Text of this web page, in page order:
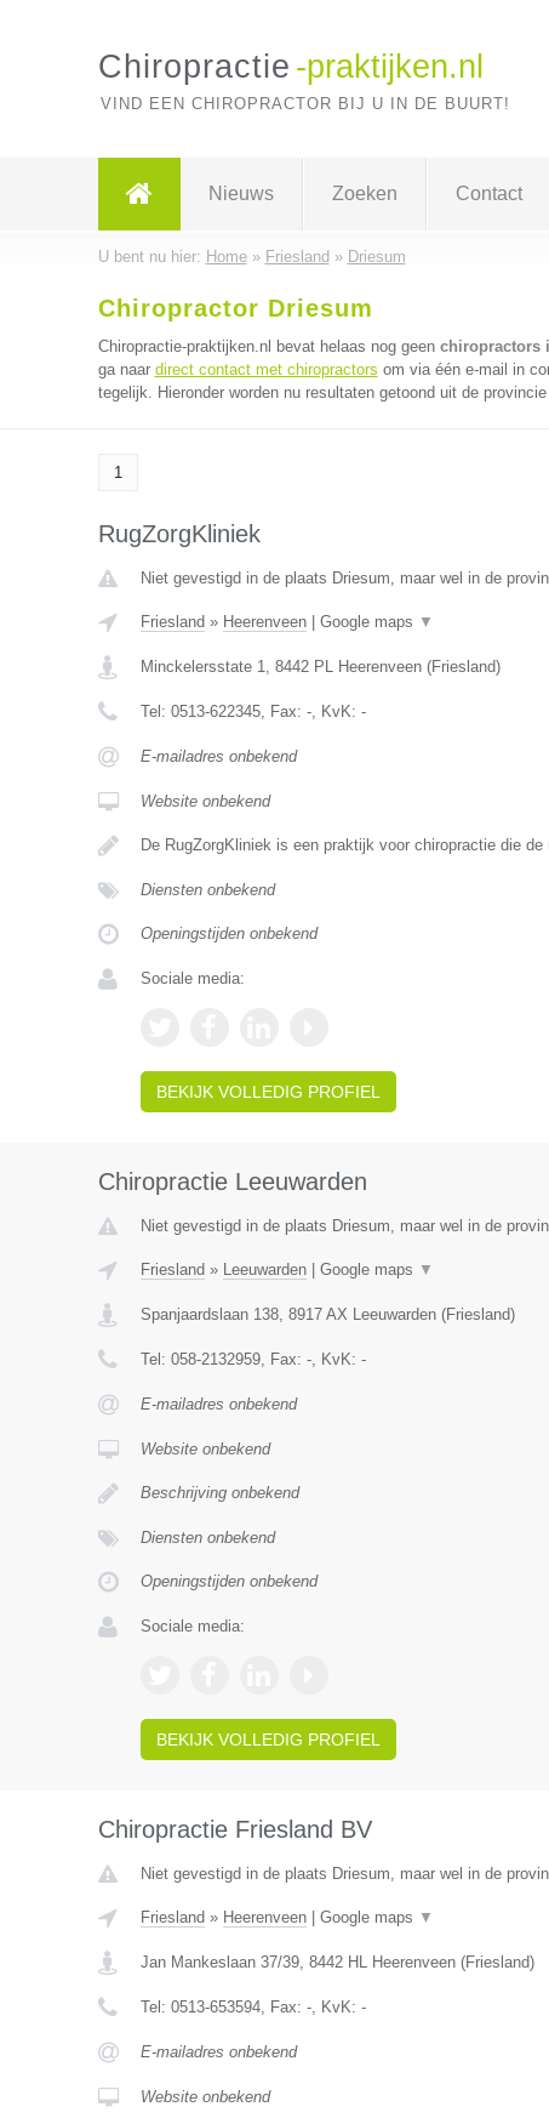
Chiropractie -praktijken.nl
VIND EEN CHIROPRACTOR BIJ U IN DE BUURT!
Nieuws Zoeken Contact
U bent nu hier: Home» Friesland » Driesum
Chiropractor Driesum
Chiropractie-praktijken.nl bevat helaas nog geen chiropractors
ga naar direct contact met chiropractors om via één e-mail in
tegelijk. Hieronder worden nu resultaten getoond uit de
1
RugZorgKliniek
Niet gevestigd in de plaats Driesum, maar wel in de
Friesland » Heerenveen| Google maps ▼
Minckelersstate 1, 8442 PL Heerenveen(Friesland)
Tel: 0513-622345, Fax: -, KvK: -
E-mailadres onbekend
Website onbekend
De RugZorgKliniek is een praktijk voor chiropractie die de
Diensten onbekend
Openingstijden onbekend
Sociale media:
BEKIJK VOLLEDIG PROFIEL
Chiropractie Leeuwarden
Niet gevestigd in de plaats Driesum, maar wel in de
Friesland » Leeuwarden| Google maps ▼
Spanjaardslaan 138, 8917 AX Leeuwarden(Friesland)
Tel: 058-2132959, Fax: -, KvK: -
E-mailadres onbekend
Website onbekend
Beschrijving onbekend
Diensten onbekend
Openingstijden onbekend
Sociale media:
BEKIJK VOLLEDIG PROFIEL
Chiropractie Friesland BV
Niet gevestigd in de plaats Driesum, maar wel in de
Friesland » Heerenveen| Google maps ▼
Jan Mankeslaan 37/39, 8442 HL Heerenveen(Friesland)
Tel: 0513-653594, Fax: -, KvK: -
E-mailadres onbekend
Website onbekend